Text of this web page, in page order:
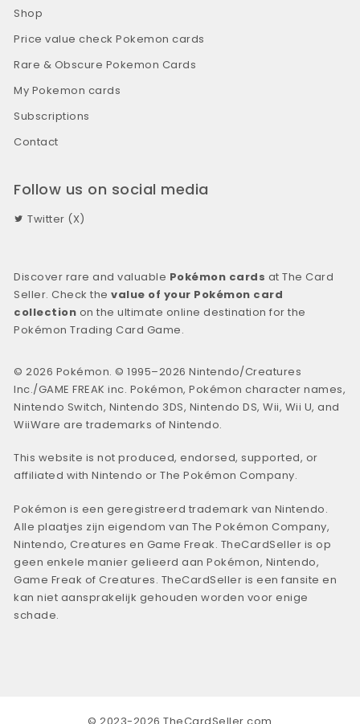
Shop
Price value check Pokemon cards
Rare & Obscure Pokemon Cards
My Pokemon cards
Subscriptions
Contact
Follow us on social media
Twitter (X)
Discover rare and valuable Pokémon cards at The Card
Seller. Check thevalue of your Pokémon card
collection on the ultimate online destination for the
Pokémon Trading Card Game.
© 2026 Pokémon. © 1995–2026 Nintendo/Creatures
Inc./GAME FREAK inc. Pokémon, Pokémon character names,
Nintendo Switch, Nintendo 3DS, Nintendo DS, Wii, Wii U, and
WiiWare are trademarks of Nintendo.
This website is not produced, endorsed, supported, or
affiliated with Nintendo or The Pokémon Company.
Pokémon is een geregistreerd trademark van Nintendo.
Alle plaatjes zijn eigendom van The Pokémon Company,
Nintendo, Creatures en Game Freak. TheCardSeller is op
geen enkele manier gelieerd aan Pokémon, Nintendo,
Game Freak of Creatures. TheCardSeller is een fansite en
kan niet aansprakelijk gehouden worden voor enige
schade.
© 2023-2026 TheCardSeller.com